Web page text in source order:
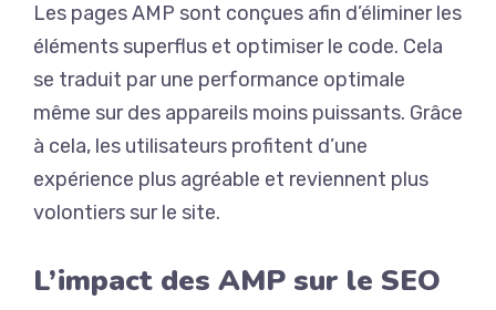
Les pages AMP sont conçues afin d’éliminer les
éléments superflus et optimiser le code. Cela
se traduit par une performance optimale
même sur des appareils moins puissants. Grâce
à cela, les utilisateurs profitent d’une
expérience plus agréable et reviennent plus
volontiers sur le site.
L’impact des AMP sur le SEO